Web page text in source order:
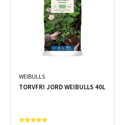
WEIBULLS
TORVFRI JORD WEIBULLS 40L